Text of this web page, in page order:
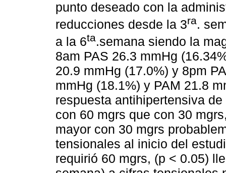
punto deseado con la
reducciones desde la 3ra.
a la 6ta.semana siendo la
8am PAS 26.3 mmHg
20.9 mmHg (17.0%) y 8pm
mmHg (18.1%) y PAM 21.8
respuesta antihipertensiva
con 60 mgrs que con 30
mayor con 30 mgrs
tensionales al inicio del
requirió 60 mgrs, (p < 0.05)